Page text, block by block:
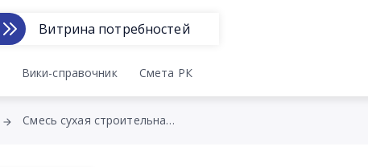
Витрина потребностей
Вики-справочник Смета РК
Смесь сухая строительная конструкционная Скрепа М700